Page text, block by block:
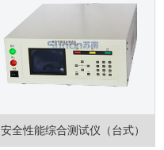
安全性能综合测试仪（台式）